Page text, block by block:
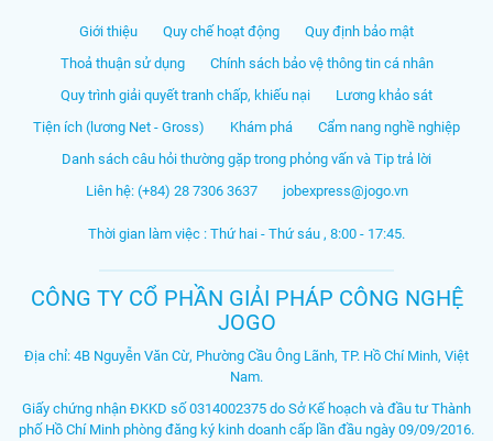
Giới thiệu Quy chế hoạt động
Quy định bảo mật
Thoả thuận sử dụng
Chính sách bảo vệ thông tin cá nhân
Quy trình giải quyết tranh chấp, khiếu nại
Lương khảo sát
Tiện ích (lương Net - Gross)
Khám phá
Cẩm nang nghề nghiệp
Danh sách câu hỏi thường gặp trong phỏng vấn và Tip trả lời
Liên hệ: (+84) 28 7306 3637
jobexpress@jogo.vn
Thời gian làm việc : Thứ hai - Thứ sáu , 8:00 - 17:45.
CÔNG TY CỔ PHẦN GIẢI PHÁP CÔNG NGHỆ
JOGO
Địa chỉ: 4B Nguyễn Văn Cừ, Phường Cầu Ông Lãnh, TP. Hồ Chí Minh, Việt
Nam.
Giấy chứng nhận ĐKKD số 0314002375 do Sở Kế hoạch và đầu tư Thành
phố Hồ Chí Minh phòng đăng ký kinh doanh cấp lần đầu ngày 09/09/2016.